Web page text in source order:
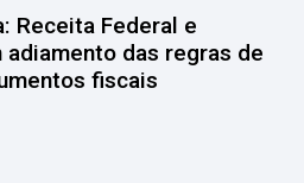
Receita Federal e
adiamento das regras de
fiscais